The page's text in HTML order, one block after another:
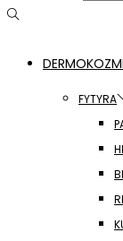
FYTYRA